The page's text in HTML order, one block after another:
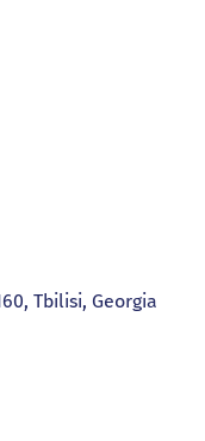
Tbilisi, Georgia